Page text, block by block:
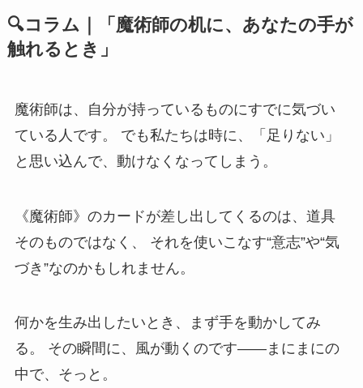
🔍コラム｜「魔術師の机に、あなたの手が
触れるとき」
魔術師は、自分が持っているものにすでに気づい
ている人です。 でも私たちは時に、「足りない」
と思い込んで、動けなくなってしまう。
《魔術師》のカードが差し出してくるのは、道具
そのものではなく、 それを使いこなす“意志”や“気
づき”なのかもしれません。
何かを生み出したいとき、まず手を動かしてみ
る。 その瞬間に、風が動くのです――まにまにの
中で、そっと。